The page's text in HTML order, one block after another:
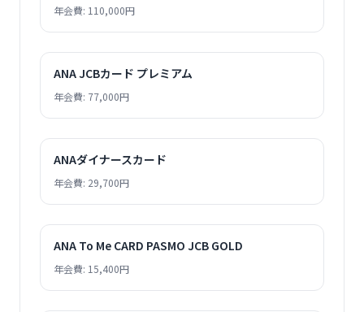
年会費: 110,000円
ANA JCBカード プレミアム
年会費: 77,000円
ANAダイナースカード
年会費: 29,700円
ANA To Me CARD PASMO JCB GOLD
年会費: 15,400円